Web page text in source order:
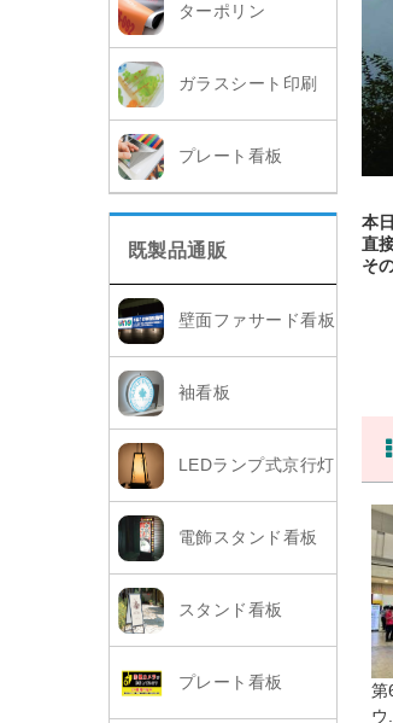
ターポリン
ガラスシート印刷
プレート看板
既製品通販
壁面ファサード看板
袖看板
LEDランプ式京行灯
電飾スタンド看板
スタンド看板
プレート看板
本
直
そ
第
ウ